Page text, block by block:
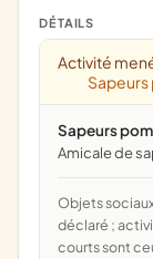
DÉTAILS
Activité
Sapeurs
amicale de
Objets sociaux attribués par l'administration d'après l'objet
déclaré ;
courts sont